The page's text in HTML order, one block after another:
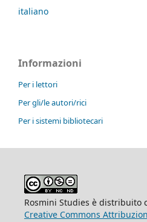
italiano
Informazioni
Per i lettori
Per gli/le autori/rici
Per i sistemi bibliotecari
Rosmini Studies è distribuito
Creative Commons